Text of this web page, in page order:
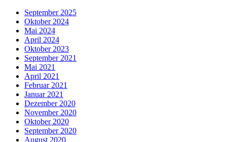
September 2025
Oktober 2024
Mai 2024
April 2024
Oktober 2023
September 2021
Mai 2021
April 2021
Februar 2021
Januar 2021
Dezember 2020
November 2020
Oktober 2020
September 2020
August 2020